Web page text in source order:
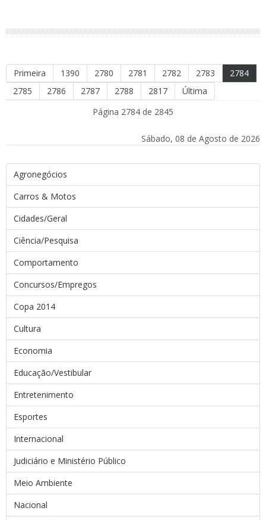
Primeira 1390 2780 2781 2782 2783
2784
2785
2786 2787 2788 2817
Última
Página 2784 de 2845
Sábado, 08 de Agosto de 2026
Agronegócios
Carros & Motos
Cidades/Geral
Ciência/Pesquisa
Comportamento
Concursos/Empregos
Copa 2014
Cultura
Economia
Educação/Vestibular
Entretenimento
Esportes
Internacional
Judiciário e Ministério Público
Meio Ambiente
Nacional